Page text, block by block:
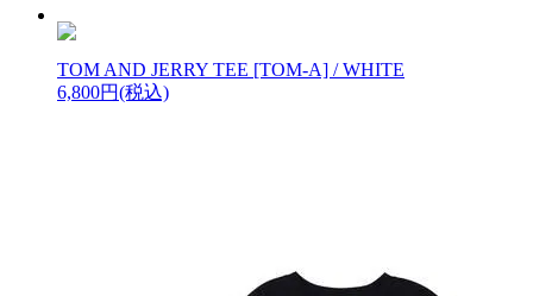
TOM AND JERRY TEE [TOM-A] / WHITE
6,800円(税込)